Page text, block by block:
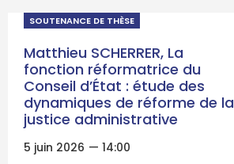
SOUTENANCE DE THÈSE
Matthieu SCHERRER, La
fonction réformatrice du
Conseil d’État : étude des
dynamiques de réforme de la
justice administrative
5 juin 2026 — 14:00